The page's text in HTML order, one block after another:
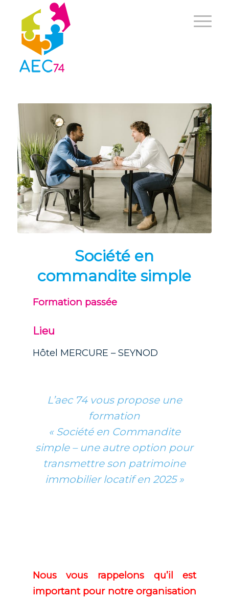
Société en
commandite simple
Formation passée
Lieu
Hôtel MERCURE – SEYNOD
L’aec 74 vous propose une
formation
« Société en Commandite
simple – une autre option pour
transmettre son patrimoine
immobilier locatif en 2025 »
Nous vous rappelons qu’il est
important pour notre organisation